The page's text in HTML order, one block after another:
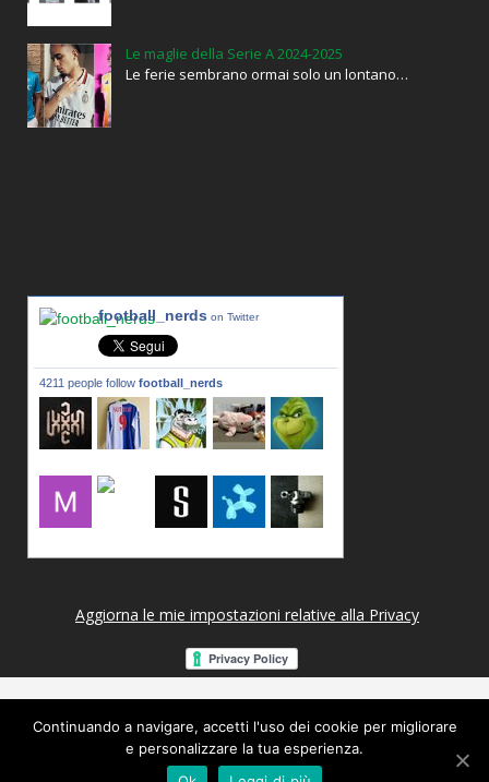
Le maglie della Serie A 2024-2025
Le ferie sembrano ormai solo un lontano…
football_nerds on Twitter
4211 people follow football_nerds
Aggiorna le mie impostazioni relative alla Privacy
Continuando a navigare, accetti l'uso dei cookie per migliorare
e personalizzare la tua esperienza.